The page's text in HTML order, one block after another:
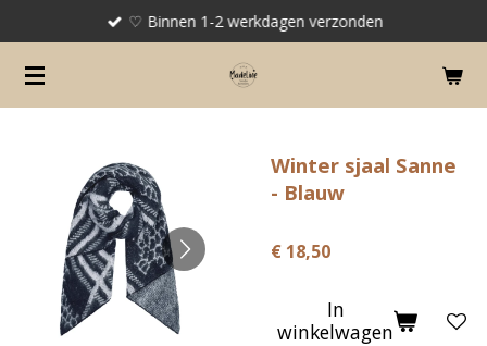
naar
de
♡ Binnen 1-2 werkdagen verzonden
Winter sjaal Sanne
- Blauw
€ 18,50
In
winkelwagen